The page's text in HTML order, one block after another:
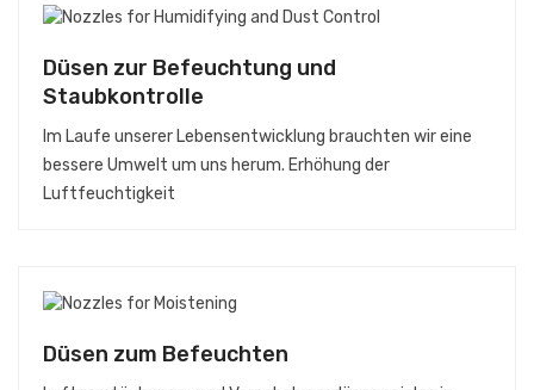
Düsen zur Befeuchtung und
Staubkontrolle
Im Laufe unserer Lebensentwicklung brauchten wir eine
bessere Umwelt um uns herum. Erhöhung der
Luftfeuchtigkeit
Düsen zum Befeuchten